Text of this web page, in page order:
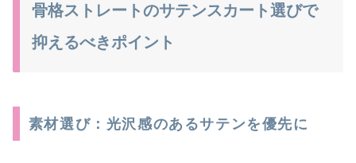
骨格ストレートのサテンスカート選びで
抑えるべきポイント
素材選び：光沢感のあるサテンを優先に